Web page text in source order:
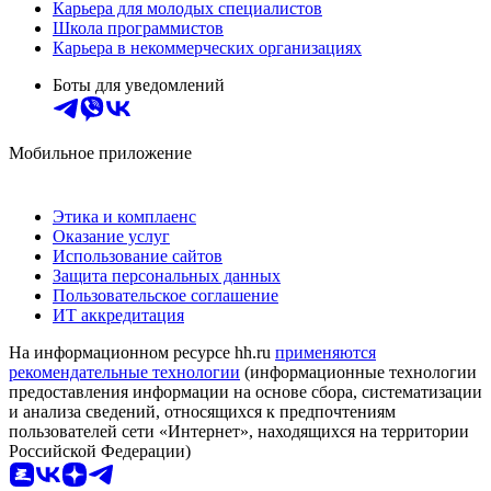
Карьера для молодых специалистов
Школа программистов
Карьера в некоммерческих организациях
Боты для уведомлений
Мобильное приложение
Этика и комплаенс
Оказание услуг
Использование сайтов
Защита персональных данных
Пользовательское соглашение
ИТ аккредитация
На информационном ресурсе hh.ru применяются
рекомендательные технологии (информационные технологии
предоставления информации на основе сбора, систематизации
и анализа сведений, относящихся к предпочтениям
пользователей сети «Интернет», находящихся на территории
Российской Федерации)